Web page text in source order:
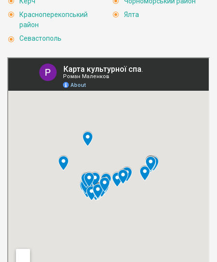
Красноперекопський
район
Севастополь
Ялта